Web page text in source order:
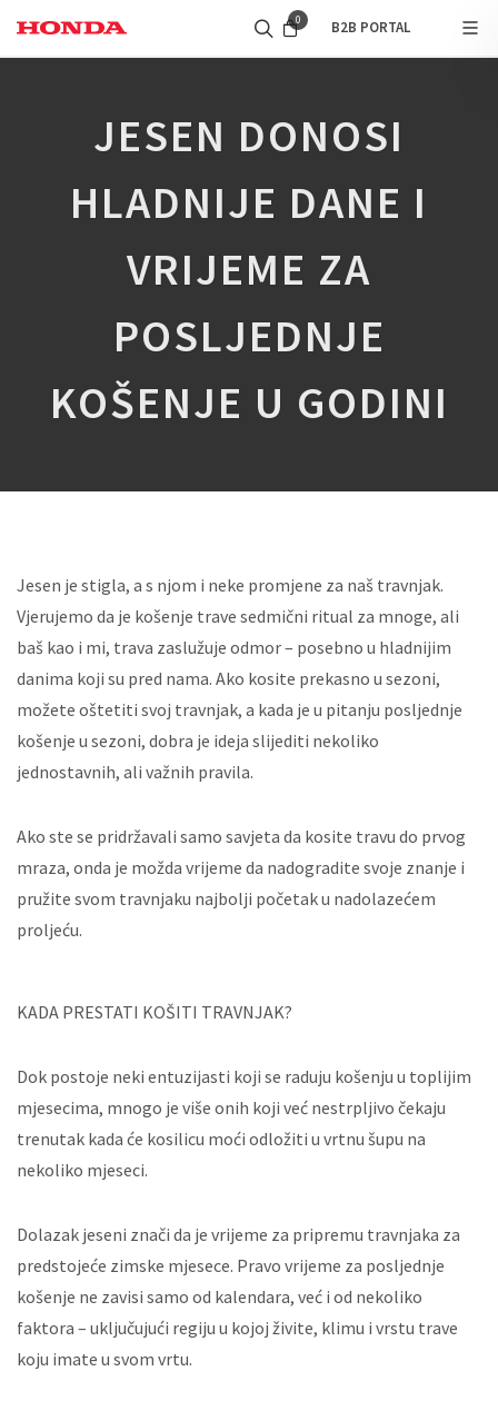
0 B2B PORTAL
JESEN DONOSI
HLADNIJE DANE I
VRIJEME ZA
POSLJEDNJE
KOŠENJE U GODINI
Jesen je stigla, a s njom i neke promjene za naš travnjak.
Vjerujemo da je košenje trave sedmični ritual za mnoge, ali
baš kao i mi, trava zaslužuje odmor – posebno u hladnijim
danima koji su pred nama. Ako kosite prekasno u sezoni,
možete oštetiti svoj travnjak, a kada je u pitanju posljednje
košenje u sezoni, dobra je ideja slijediti nekoliko
jednostavnih, ali važnih pravila.
Ako ste se pridržavali samo savjeta da kosite travu do prvog
mraza, onda je možda vrijeme da nadogradite svoje znanje i
pružite svom travnjaku najbolji početak u nadolazećem
proljeću.
KADA PRESTATI KOŠITI TRAVNJAK?
Dok postoje neki entuzijasti koji se raduju košenju u toplijim
mjesecima, mnogo je više onih koji već nestrpljivo čekaju
trenutak kada će kosilicu moći odložiti u vrtnu šupu na
nekoliko mjeseci.
Dolazak jeseni znači da je vrijeme za pripremu travnjaka za
predstojeće zimske mjesece. Pravo vrijeme za posljednje
košenje ne zavisi samo od kalendara, već i od nekoliko
faktora – uključujući regiju u kojoj živite, klimu i vrstu trave
koju imate u svom vrtu.